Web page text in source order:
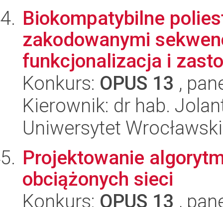
Biokompatybilne
zakodowanymi
funkcjonalizacja i
Konkurs: OPUS 13 ,
Kierownik: dr hab.
Uniwersytet
Projektowanie
obciążonych sieci
Konkurs: OPUS 13 ,